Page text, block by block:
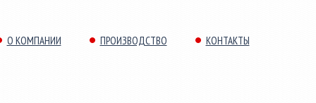
О КОМПАНИИ ПРОИЗВОДСТВО КОНТАКТЫ